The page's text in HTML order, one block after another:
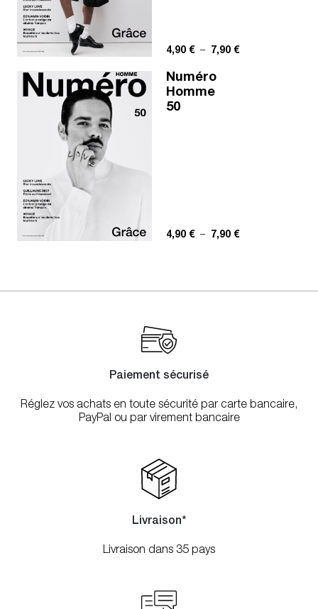
4,90 € – 7,90 €Plage de prix :
Numéro
Homme
50
4,90 € – 7,90 €Plage de prix :
Paiement sécurisé
Réglez vos achats en toute sécurité par carte bancaire,
PayPal ou par virement bancaire
Livraison*
Livraison dans 35 pays